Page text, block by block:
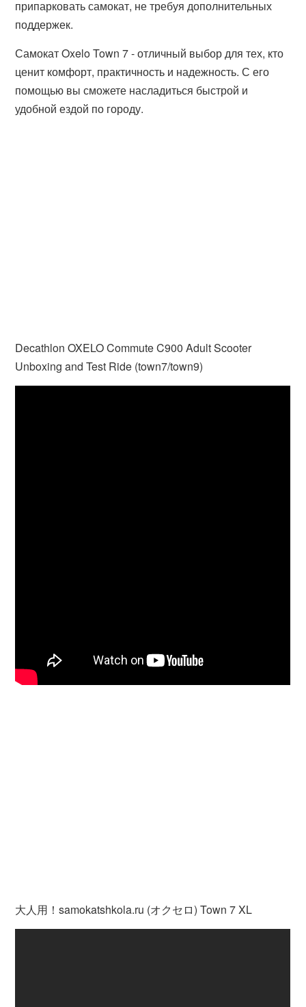
припарковать самокат, не требуя дополнительных
поддержек.
Самокат Oxelo Town 7 - отличный выбор для тех, кто
ценит комфорт, практичность и надежность. С его
помощью вы сможете насладиться быстрой и
удобной ездой по городу.
Decathlon OXELO Commute C900 Adult Scooter
Unboxing and Test Ride (town7/town9)
大人用！samokatshkola.ru (オクセロ) Town 7 XL